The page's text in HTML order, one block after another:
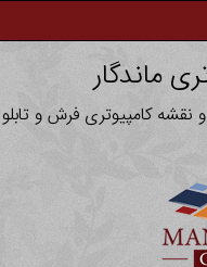
ماندگار
نقشه کامپیوتری فرش و تابلو